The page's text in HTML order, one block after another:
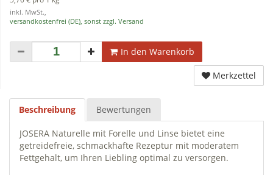
inkl. MwSt.,
versandkostenfrei (DE), sonst zzgl. Versand
In den Warenkorb
Merkzettel
Beschreibung Bewertungen
JOSERA Naturelle mit Forelle und Linse bietet eine
getreidefreie, schmackhafte Rezeptur mit moderatem
Fettgehalt, um Ihren Liebling optimal zu versorgen.